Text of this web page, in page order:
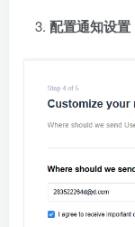
配置通知设置